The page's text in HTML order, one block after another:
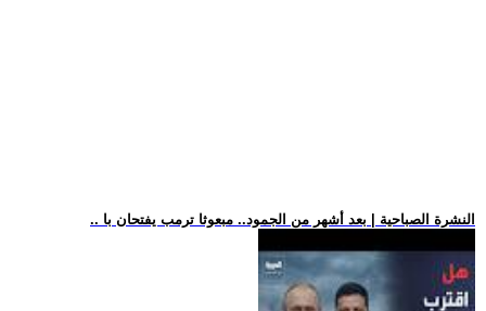
.. النشرة الصباحية | بعد أشهر من الجمود.. مبعوثا ترمب يفتحان با